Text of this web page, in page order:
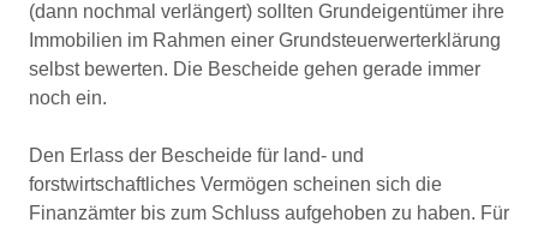
(dann nochmal verlängert) sollten Grundeigentümer ihre
Immobilien im Rahmen einer Grundsteuerwerterklärung
selbst bewerten. Die Bescheide gehen gerade immer
noch ein.
Den Erlass der Bescheide für land- und
forstwirtschaftliches Vermögen scheinen sich die
Finanzämter bis zum Schluss aufgehoben zu haben. Für